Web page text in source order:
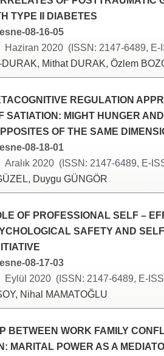
TYPE II DIABETES
08-16-05
Haziran 2020 (ISSN: 2147-6489, E-
Mithat DURAK, Özlem
REGULATION
SATIATION: MIGHT HUNGER
OF THE SAME
08-18-01
Aralık 2020 (ISSN: 2147-6489, E-
Duygu GÜNGÖR
OF PROFESSIONAL SELF –
SAFETY AND
08-17-03
Eylül 2020 (ISSN: 2147-6489, E-
Nihal MAMATOĞLU
BETWEEN WORK FAMILY
MARITAL POWER AS A